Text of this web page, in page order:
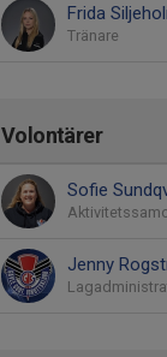
Frida
Tränare
Volontärer
Sofie
Jenny